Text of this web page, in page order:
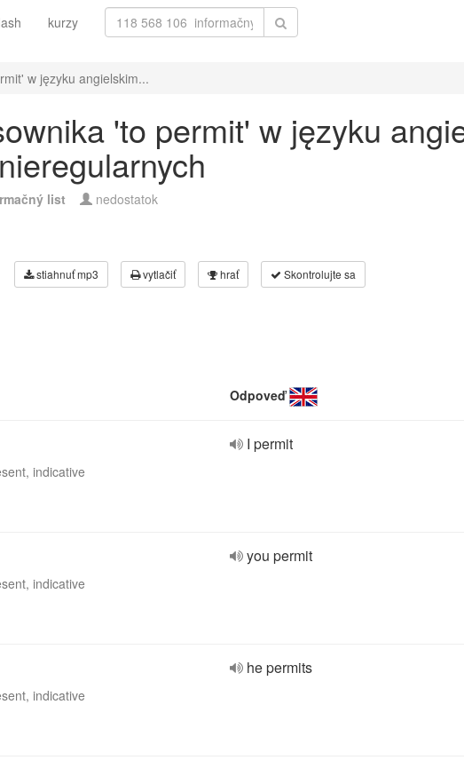
kurzy
w języku angielskim...
'to permit' w języku
list nedostatok
stiahnuť mp3 vytlačiť hrať Skontrolujte sa
Odpoveď
indicative
I permit
indicative
you permit
indicative
he permits